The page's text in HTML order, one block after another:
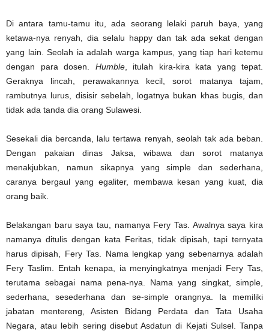
Di antara tamu-tamu itu, ada seorang lelaki paruh baya, yang
ketawa-nya renyah, dia selalu happy dan tak ada sekat dengan
yang lain. Seolah ia adalah warga kampus, yang tiap hari ketemu
dengan para dosen. Humble, itulah kira-kira kata yang tepat.
Geraknya lincah, perawakannya kecil, sorot matanya tajam,
rambutnya lurus, disisir sebelah, logatnya bukan khas bugis, dan
tidak ada tanda dia orang Sulawesi.
Sesekali dia bercanda, lalu tertawa renyah, seolah tak ada beban.
Dengan pakaian dinas Jaksa, wibawa dan sorot matanya
menakjubkan, namun sikapnya yang simple dan sederhana,
caranya bergaul yang egaliter, membawa kesan yang kuat, dia
orang baik.
Belakangan baru saya tau, namanya Fery Tas. Awalnya saya kira
namanya ditulis dengan kata Feritas, tidak dipisah, tapi ternyata
harus dipisah, Fery Tas. Nama lengkap yang sebenarnya adalah
Fery Taslim. Entah kenapa, ia menyingkatnya menjadi Fery Tas,
terutama sebagai nama pena-nya. Nama yang singkat, simple,
sederhana, sesederhana dan se-simple orangnya. Ia memiliki
jabatan mentereng, Asisten Bidang Perdata dan Tata Usaha
Negara, atau lebih sering disebut Asdatun di Kejati Sulsel. Tanpa